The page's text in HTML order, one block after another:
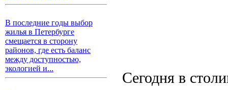
В последние годы выбор
жилья в Петербурге
смещается в сторону
районов, где есть баланс
между доступностью,
экологией и...
Сегодня в